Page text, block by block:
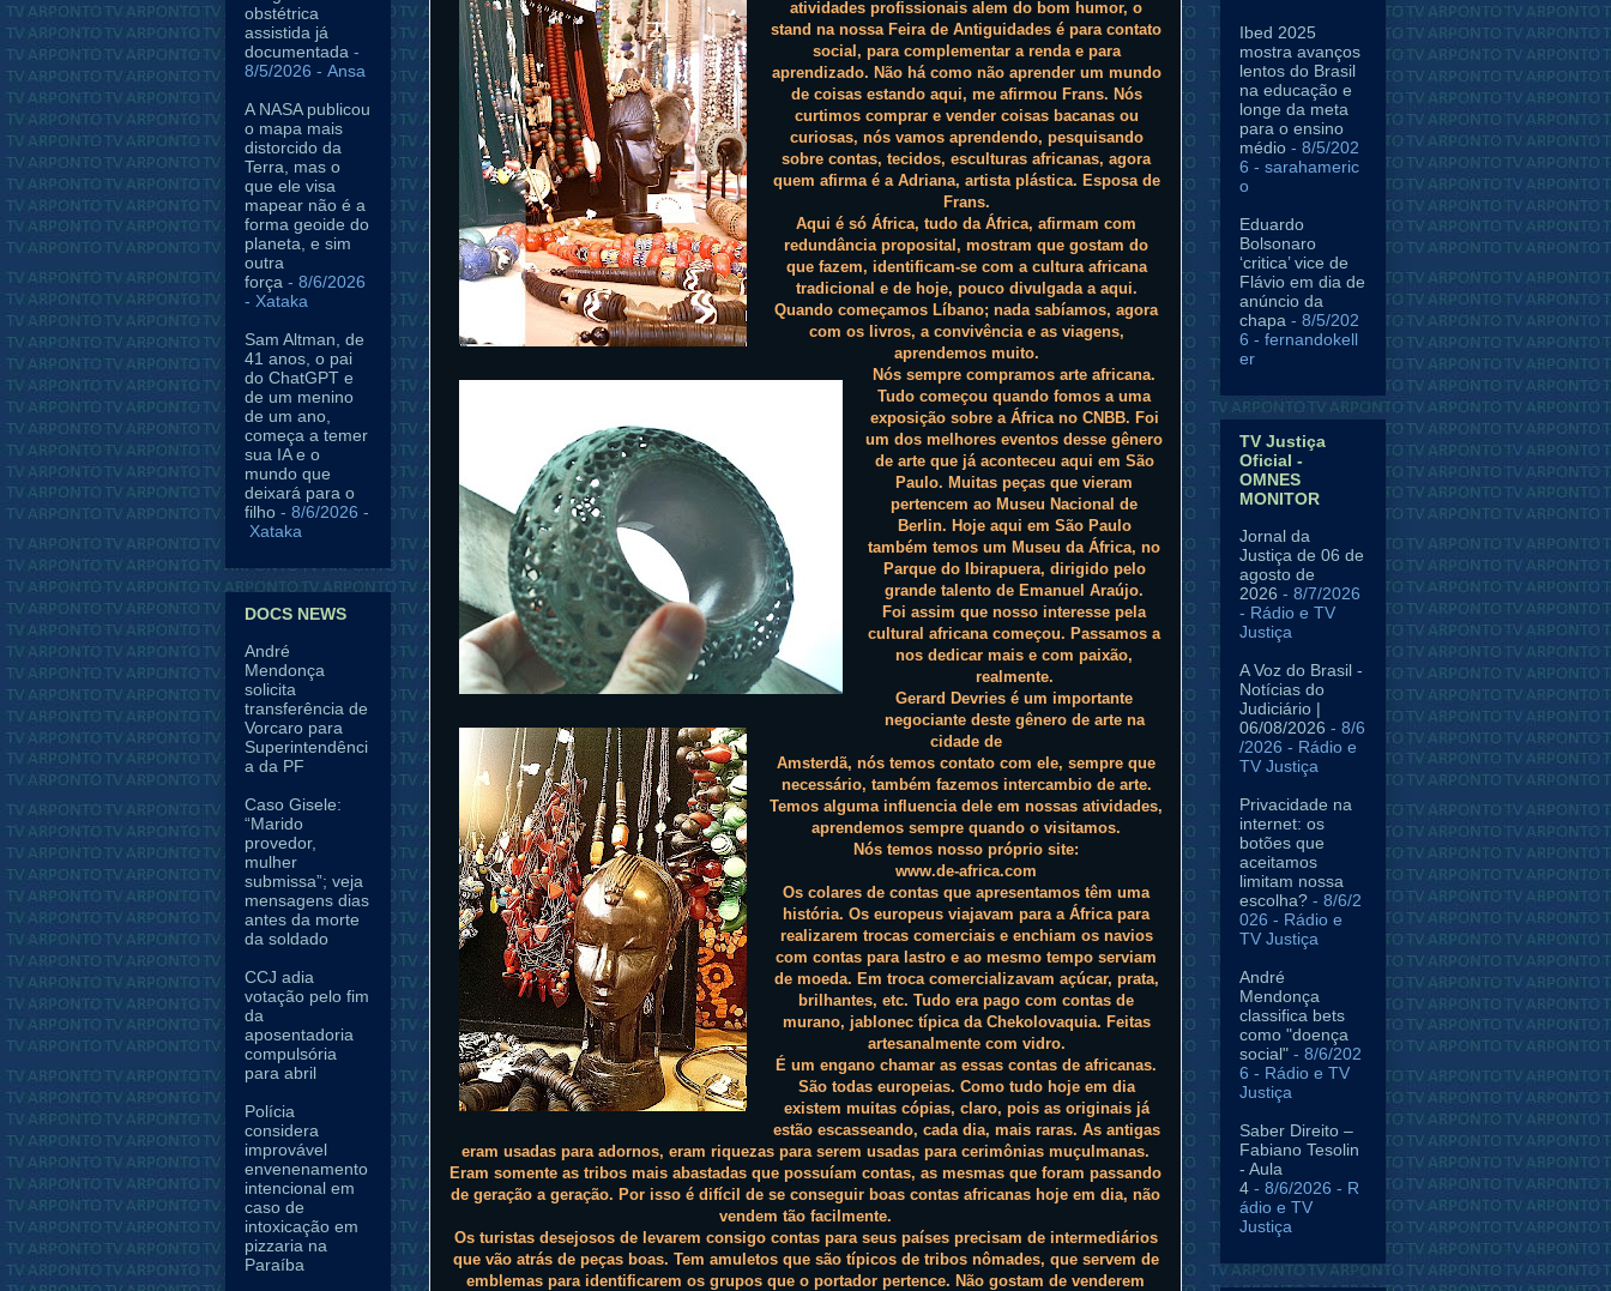
atividades profissionais alem do bom humor, o
stand na nossa Feira de Antiguidades é para contato
social, para complementar a renda e para
aprendizado. Não há como não aprender um mundo
de coisas estando aqui, me afirmou Frans. Nós
curtimos comprar e vender coisas bacanas ou
curiosas, nós vamos aprendendo, pesquisando
sobre contas, tecidos, esculturas africanas, agora
quem afirma é a Adriana, artista plástica. Esposa de
Frans.
Aqui é só África, tudo da África, afirmam com
redundância proposital, mostram que gostam do
que fazem, identificam-se com a cultura africana
tradicional e de hoje, pouco divulgada a aqui.
Quando começamos Líbano; nada sabíamos, agora
com os livros, a convivência e as viagens,
aprendemos muito.
Nós sempre compramos arte africana.
Tudo começou quando fomos a uma
exposição sobre a África no CNBB. Foi
um dos melhores eventos desse gênero
de arte que já aconteceu aqui em São
Paulo. Muitas peças que vieram
pertencem ao Museu Nacional de
Berlin. Hoje aqui em São Paulo
também temos um Museu da África, no
Parque do Ibirapuera, dirigido pelo
grande talento de Emanuel Araújo.
Foi assim que nosso interesse pela
cultural africana começou. Passamos a
nos dedicar mais e com paixão,
realmente.
Gerard Devries é um importante
negociante deste gênero de arte na
cidade de
Amsterdã, nós temos contato com ele, sempre que
necessário, também fazemos intercambio de arte.
Temos alguma influencia dele em nossas atividades,
aprendemos sempre quando o visitamos.
Nós temos nosso próprio site:
www.de-africa.com
Os colares de contas que apresentamos têm uma
história. Os europeus viajavam para a África para
realizarem trocas comerciais e enchiam os navios
com contas para lastro e ao mesmo tempo serviam
de moeda. Em troca comercializavam açúcar, prata,
brilhantes, etc. Tudo era pago com contas de
murano, jablonec típica da Chekolovaquia. Feitas
artesanalmente com vidro.
É um engano chamar as essas contas de africanas.
São todas europeias. Como tudo hoje em dia
existem muitas cópias, claro, pois as originais já
estão escasseando, cada dia, mais raras. As antigas
eram usadas para adornos, eram riquezas para serem usadas para cerimônias muçulmanas.
Eram somente as tribos mais abastadas que possuíam contas, as mesmas que foram passando
de geração a geração. Por isso é difícil de se conseguir boas contas africanas hoje em dia, não
vendem tão facilmente.
Os turistas desejosos de levarem consigo contas para seus países precisam de intermediários
que vão atrás de peças boas. Tem amuletos que são típicos de tribos nômades, que servem de
emblemas para identificarem os grupos que o portador pertence. Não gostam de venderem
obstétrica
assistida já
documentada -
8/5/2026 - Ansa
A NASA publicou
o mapa mais
distorcido da
Terra, mas o
que ele visa
mapear não é a
forma geoide do
planeta, e sim
outra
força - 8/6/2026
- Xataka
Sam Altman, de
41 anos, o pai
do ChatGPT e
de um menino
de um ano,
começa a temer
sua IA e o
mundo que
deixará para o
filho - 8/6/2026 -
Xataka
DOCS NEWS
André
Mendonça
solicita
transferência de
Vorcaro para
Superintendênci
a da PF
Caso Gisele:
“Marido
provedor,
mulher
submissa”; veja
mensagens dias
antes da morte
da soldado
CCJ adia
votação pelo fim
da
aposentadoria
compulsória
para abril
Polícia
considera
improvável
envenenamento
intencional em
caso de
intoxicação em
pizzaria na
Paraíba
Ibed 2025
mostra avanços
lentos do Brasil
na educação e
longe da meta
para o ensino
médio - 8/5/202
6 - sarahameric
o
Eduardo
Bolsonaro
‘critica’ vice de
Flávio em dia de
anúncio da
chapa - 8/5/202
6 - fernandokell
er
TV Justiça
Oficial -
OMNES
MONITOR
Jornal da
Justiça de 06 de
agosto de
2026 - 8/7/2026
- Rádio e TV
Justiça
A Voz do Brasil -
Notícias do
Judiciário |
06/08/2026 - 8/6
/2026 - Rádio e
TV Justiça
Privacidade na
internet: os
botões que
aceitamos
limitam nossa
escolha? - 8/6/2
026 - Rádio e
TV Justiça
André
Mendonça
classifica bets
como "doença
social" - 8/6/202
6 - Rádio e TV
Justiça
Saber Direito –
Fabiano Tesolin
- Aula
4 - 8/6/2026 - R
ádio e TV
Justiça